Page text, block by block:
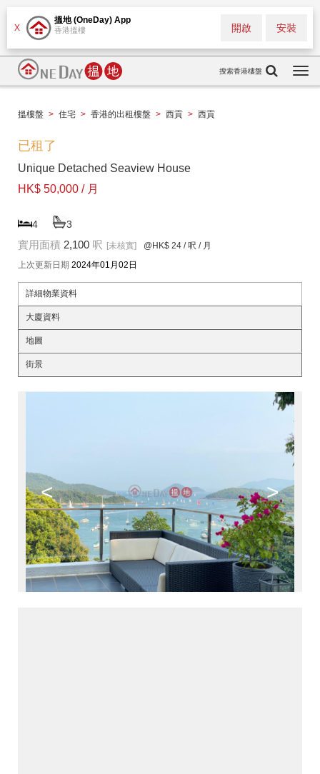
X
搵地 (OneDay) App
香港搵樓 安裝
開啟
搜索香港樓盤
搵樓盤 > 住宅 > 香港的出租樓盤 > 西貢 > 西貢
已租了
Unique Detached Seaview House
HK$ 50,000 / 月
4 3
實用面積 2,100 呎 [未核實] @HK$ 24 / 呎 / 月
上次更新日期 2024年01月02日
詳細物業資料
大廈資料
地圖
街景
< >